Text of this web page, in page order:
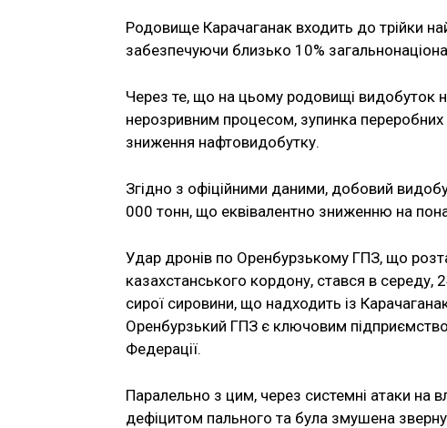
Родовище Карачаганак входить до трійки
забезпечуючи близько 10%
Через те, що на цьому родовищі видобуток
нерозривним процесом, зупинка
зниження нафтовидобутку.
Згідно з офіційними даними, добовий
000 тонн, що еквівалентно зниженню на
Удар дронів по Оренбурзькому ГПЗ, що
казахстанського кордону, стався в
сирої сировини, що надходить із
Оренбурзький ГПЗ є ключовим
Федерації.
Паралельно з цим, через системні атаки на
дефіцитом пального та була змушена